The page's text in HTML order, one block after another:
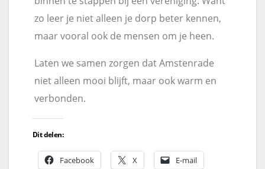
zo leer je niet alleen je dorp beter kennen,
maar vooral ook de mensen om je heen.
Laten we samen zorgen dat Amstenrade
niet alleen mooi blijft, maar ook warm en
verbonden.
Dit delen:
Facebook X E-mail